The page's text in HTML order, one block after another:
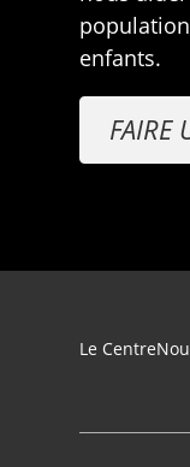
enfants.
FAIRE
Le Centre